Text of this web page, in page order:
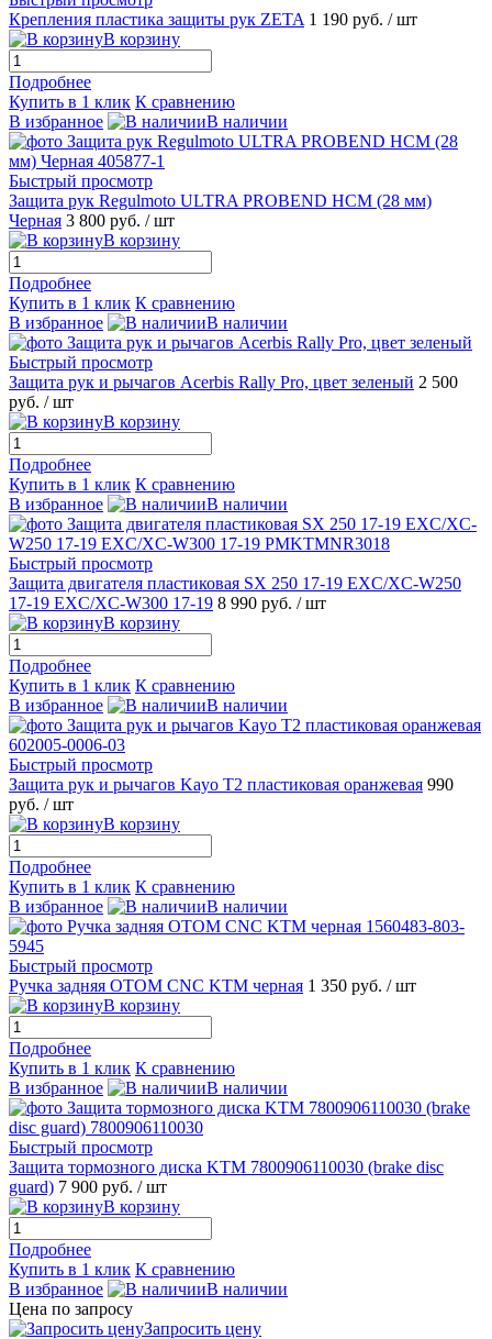
Крепления пластика защиты рук ZETA 1 190 руб. / шт
В корзину
Подробнее
Купить в 1 клик К сравнению
В избранное
В наличии
Быстрый просмотр
Защита рук Regulmoto ULTRA PROBEND HCM (28 мм)
Черная 3 800 руб. / шт
В корзину
Подробнее
Купить в 1 клик К сравнению
В избранное
В наличии
Быстрый просмотр
Защита рук и рычагов Acerbis Rally Pro, цвет зеленый 2 500
руб. / шт
В корзину
Подробнее
Купить в 1 клик К сравнению
В избранное
В наличии
Быстрый просмотр
Защита двигателя пластиковая SX 250 17-19 EXC/XC-W250
17-19 EXC/XC-W300 17-19 8 990 руб. / шт
В корзину
Подробнее
Купить в 1 клик К сравнению
В избранное
В наличии
Быстрый просмотр
Защита рук и рычагов Kayo T2 пластиковая оранжевая 990
руб. / шт
В корзину
Подробнее
Купить в 1 клик К сравнению
В избранное
В наличии
Быстрый просмотр
Ручка задняя OTOM CNC KTM черная 1 350 руб. / шт
В корзину
Подробнее
Купить в 1 клик К сравнению
В избранное
В наличии
Быстрый просмотр
Защита тормозного диска KTM 7800906110030 (brake disc
guard) 7 900 руб. / шт
В корзину
Подробнее
Купить в 1 клик К сравнению
В избранное
В наличии
Цена по запросу
Запросить цену